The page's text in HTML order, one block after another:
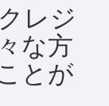
レジ
な方
とが